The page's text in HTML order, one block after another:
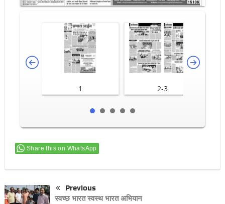
1 2-3
Share this on WhatsApp
Previous
स्वच्छ भारत स्वस्थ भारत अभियान